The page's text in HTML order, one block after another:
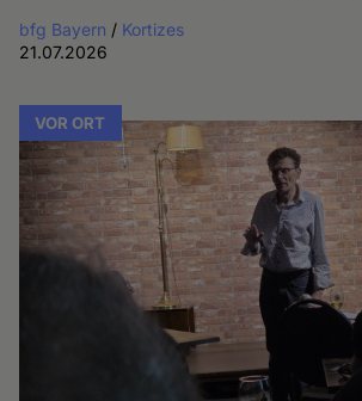
bfg Bayern / Kortizes
21.07.2026
VOR ORT